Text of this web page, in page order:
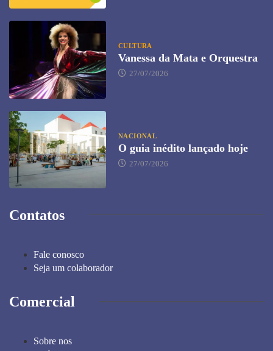
CULTURA
Vanessa da Mata e Orquestra
27/07/2026
NACIONAL
O guia inédito lançado hoje
27/07/2026
Contatos
Fale conosco
Seja um colaborador
Comercial
Sobre nos